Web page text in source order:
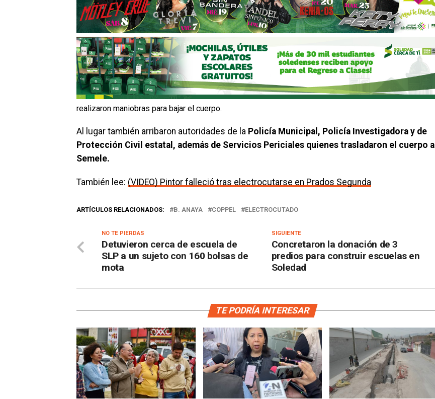
realizaron maniobras para bajar el cuerpo.
Al lugar también arribaron autoridades de la Policía Municipal, Policía Investigadora y de
Protección Civil estatal, además de Servicios Periciales quienes trasladaron el cuerpo al
Semele.
También lee: (VIDEO) Pintor falleció tras electrocutarse en Prados Segunda
ARTÍCULOS RELACIONADOS: B. ANAYA COPPEL ELECTROCUTADO
SIGUIENTE
Concretaron la donación de 3
predios para construir escuelas en
Soledad
NO TE PIERDAS
Detuvieron cerca de escuela de
SLP a un sujeto con 160 bolsas de
mota
TE PODRÍA INTERESAR